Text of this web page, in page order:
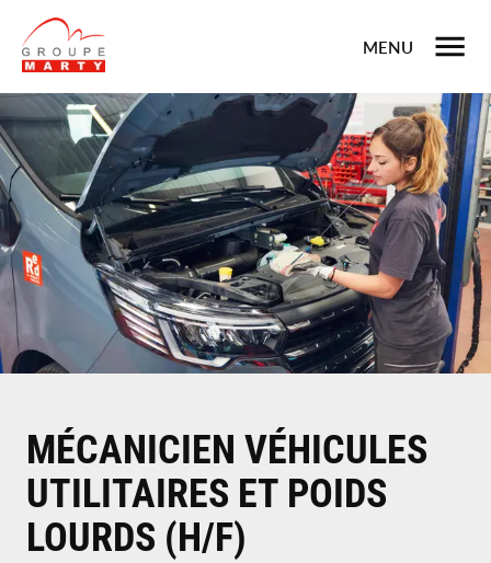
MENU
MÉCANICIEN VÉHICULES
UTILITAIRES ET POIDS
LOURDS (H/F)